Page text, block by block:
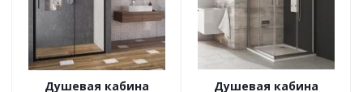
Душевая кабина
Душевая кабина